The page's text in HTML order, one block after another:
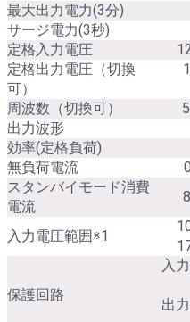
最大出力電力(3分)
サージ電力(3秒)
定格入力電圧
定格出力電圧（切換
可）
周波数（切換可）
出力波形
効率(定格負荷)
無負荷電流
スタンバイモード消費
電流
入力電圧範囲※1
保護回路
入
出